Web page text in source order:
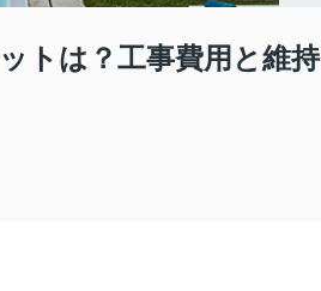
トは？工事費用と維持